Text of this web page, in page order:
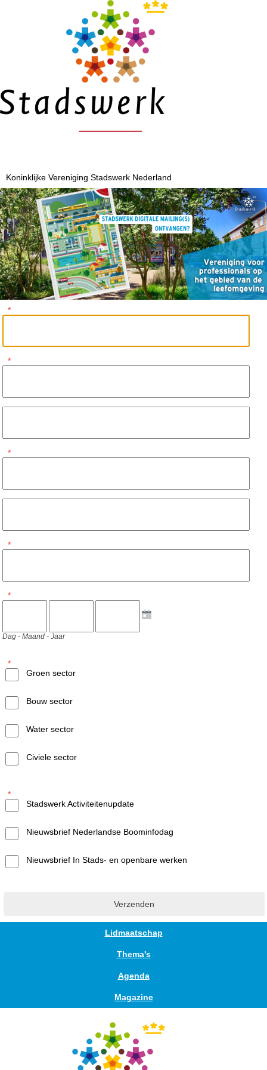
Koninklijke Vereniging Stadswerk Nederland
*
*
*
*
*
Dag - Maand - Jaar
*
Groen sector
Bouw sector
Water sector
Civiele sector
*
Stadswerk Activiteitenupdate
Nieuwsbrief Nederlandse Boominfodag
Nieuwsbrief In Stads- en openbare werken
Lidmaatschap
Thema's
Agenda
Magazine